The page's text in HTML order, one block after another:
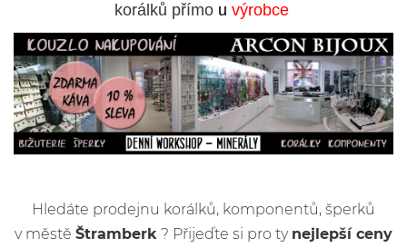
korálků přímo u výrobce
Hledáte prodejnu korálků, komponentů, šperků
v městě Štramberk ? Přijeďte si pro ty nejlepší ceny